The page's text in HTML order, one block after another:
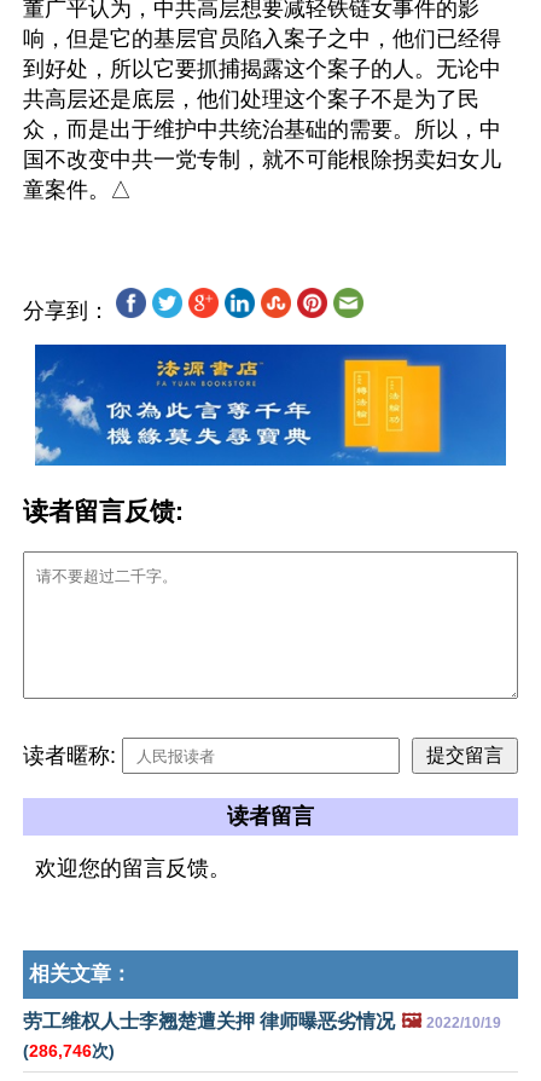
董广平认为，中共高层想要减轻铁链女事件的影
响，但是它的基层官员陷入案子之中，他们已经得
到好处，所以它要抓捕揭露这个案子的人。无论中
共高层还是底层，他们处理这个案子不是为了民
众，而是出于维护中共统治基础的需要。所以，中
国不改变中共一党专制，就不可能根除拐卖妇女儿
分享到：
读者留言反馈:
读者暱称:
读者留言
欢迎您的留言反馈。
相关文章：
劳工维权人士李翘楚遭关押 律师曝恶劣情况 🖼️ 2022/10/19
(286,746次)